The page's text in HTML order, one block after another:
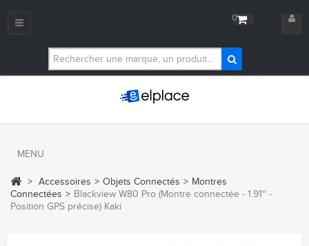
0
Navigation
MENU
> Accessoires > Objets Connectés > Montres
Connectées > Blackview W80 Pro (Montre connectée - 1.91'' -
Position GPS précise) Kaki